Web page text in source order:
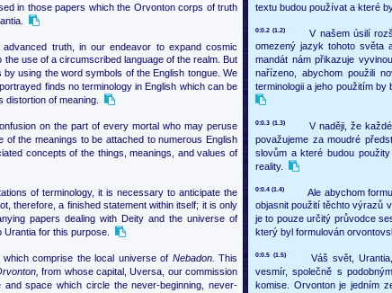
in those papers which the Orvonton corps of truth
truth, in our endeavor to expand cosmic
use of a circumscribed language of the realm. But
using the word symbols of the English tongue. We
finds no terminology in English which can be
of meaning.
on the part of every mortal who may peruse
the meanings to be attached to numerous English
concepts of the things, meanings, and values of
of terminology, it is necessary to anticipate the
therefore, a finished statement within itself; it is only
papers dealing with Deity and the universe of
for this purpose.
comprise the local universe of Nebadon. This
from whose capital, Uversa, our commission
space which circle the never-beginning, never-
textu budou používat a které
0:0.2 (1.2)
V našem úsilí
omezený jazyk tohoto světa
mandát nám přikazuje
nařízeno, abychom použili
terminologii a jeho použitím
0:0.3 (1.3)
V naději, že
považujeme za moudré
slovům a které budou
reality.
0:0.4 (1.4)
Ale abychom
objasnit použití těchto výrazů
je to pouze určitý průvodce
který byl formulován
0:0.5 (1.5)
Váš svět,
vesmír, společně s
komise. Orvonton je jedním